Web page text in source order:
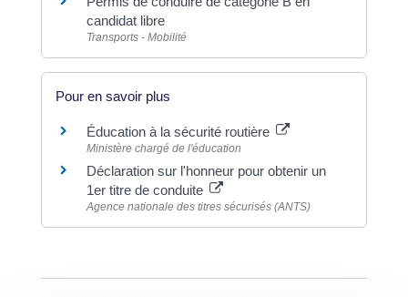
candidat libre
Transports - Mobilité
Pour en savoir plus
Éducation à la sécurité routière
Ministère chargé de l'éducation
Déclaration sur l'honneur pour obtenir un
1er titre de conduite
Agence nationale des titres sécurisés (ANTS)